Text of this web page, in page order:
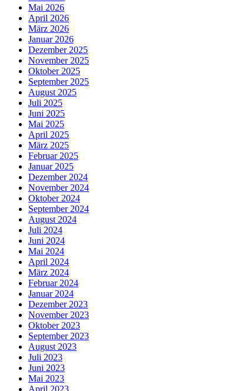
Mai 2026
April 2026
März 2026
Januar 2026
Dezember 2025
November 2025
Oktober 2025
September 2025
August 2025
Juli 2025
Juni 2025
Mai 2025
April 2025
März 2025
Februar 2025
Januar 2025
Dezember 2024
November 2024
Oktober 2024
September 2024
August 2024
Juli 2024
Juni 2024
Mai 2024
April 2024
März 2024
Februar 2024
Januar 2024
Dezember 2023
November 2023
Oktober 2023
September 2023
August 2023
Juli 2023
Juni 2023
Mai 2023
April 2023